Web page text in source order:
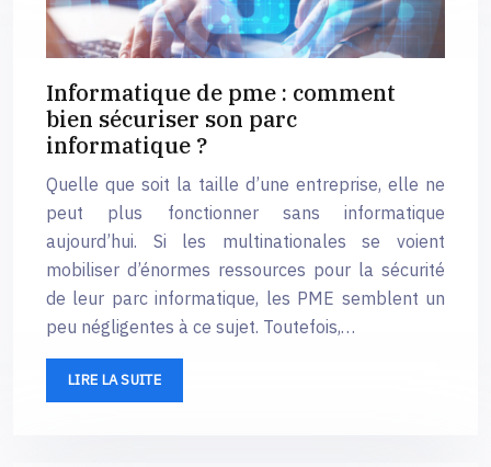
Informatique de pme : comment
bien sécuriser son parc
informatique ?
Quelle que soit la taille d’une entreprise, elle ne
peut plus fonctionner sans informatique
aujourd’hui. Si les multinationales se voient
mobiliser d’énormes ressources pour la sécurité
de leur parc informatique, les PME semblent un
peu négligentes à ce sujet. Toutefois,…
LIRE LA SUITE